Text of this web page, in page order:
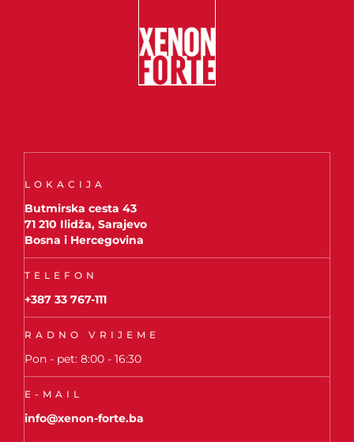
LOKACIJA
Butmirska cesta 43
71 210 Ilidža, Sarajevo
Bosna i Hercegovina
TELEFON
+387 33 767-111
RADNO VRIJEME
Pon - pet: 8:00 - 16:30
E-MAIL
info@xenon-forte.ba